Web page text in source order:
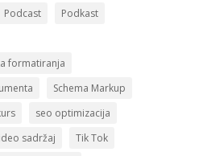
Podcast
Podkast
formatiranja
Schema Markup
seo optimizacija
sadržaj
Tik Tok